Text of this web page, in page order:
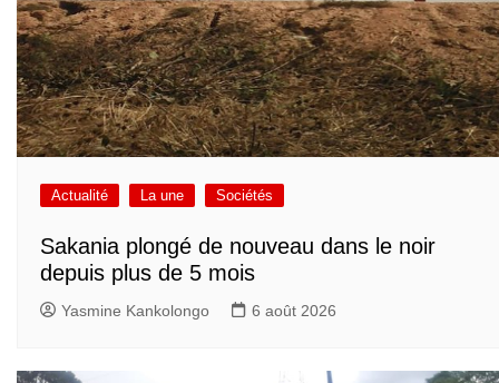
Actualité La une Sociétés
Sakania plongé de nouveau dans le noir
depuis plus de 5 mois
Yasmine Kankolongo 6 août 2026